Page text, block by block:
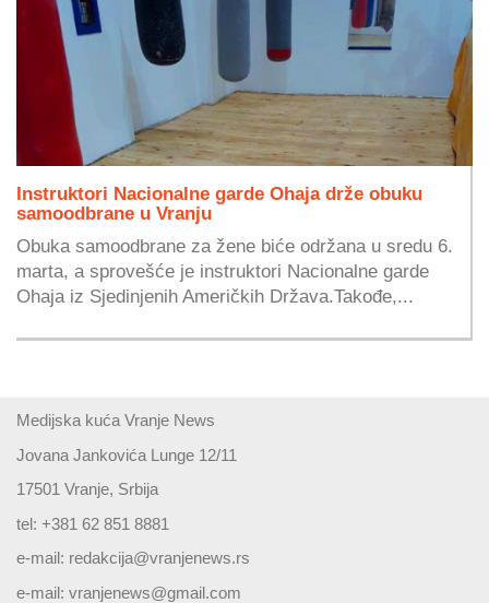
Instruktori Nacionalne garde Ohaja drže obuku
samoodbrane u Vranju
Obuka samoodbrane za žene biće održana u sredu 6.
marta, a sprovešće je instruktori Nacionalne garde
Ohaja iz Sjedinjenih Američkih Država.Takođe,...
Medijska kuća Vranje News
Jovana Jankovića Lunge 12/11
17501 Vranje, Srbija
tel: +381 62 851 8881
e-mail: redakcija@vranjenews.rs
e-mail: vranjenews@gmail.com